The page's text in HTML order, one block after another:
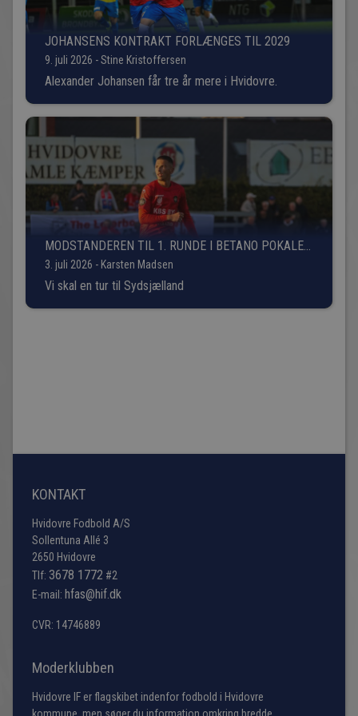
JOHANSENS KONTRAKT FORLÆNGES TIL 2029
9. juli 2026 - Stine Kristoffersen
Alexander Johansen får tre år mere i Hvidovre.
MODSTANDEREN TIL 1. RUNDE I BETANO POKALEN
ER FUNDET!
3. juli 2026 - Karsten Madsen
Vi skal en tur til Sydsjælland
KONTAKT
Hvidovre Fodbold A/S
Sollentuna Allé 3
2650 Hvidovre
Tlf: 3678 1772 #2
E-mail: hfas@hif.dk
CVR: 14746889
Moderklubben
Hvidovre IF er flagskibet indenfor fodbold i Hvidovre